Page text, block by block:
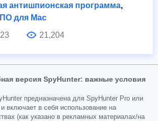
антишпионская программа,
для Mac
21,204
версия SpyHunter: важные условия
предназначена для SpyHunter Pro или
включает в себя использование на
(как указано в рекламных материалах/на